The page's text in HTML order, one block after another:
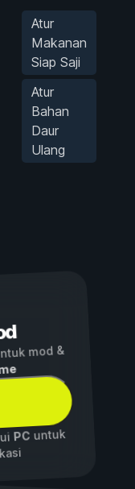
Atur
Makanan
Siap Saji
Atur
Bahan
Daur
Ulang
mod &
PCuntuk